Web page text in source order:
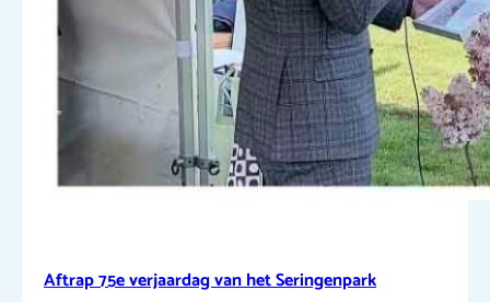
Aftrap 75e verjaardag van het Seringenpark